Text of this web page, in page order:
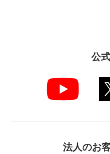
公
法人のお